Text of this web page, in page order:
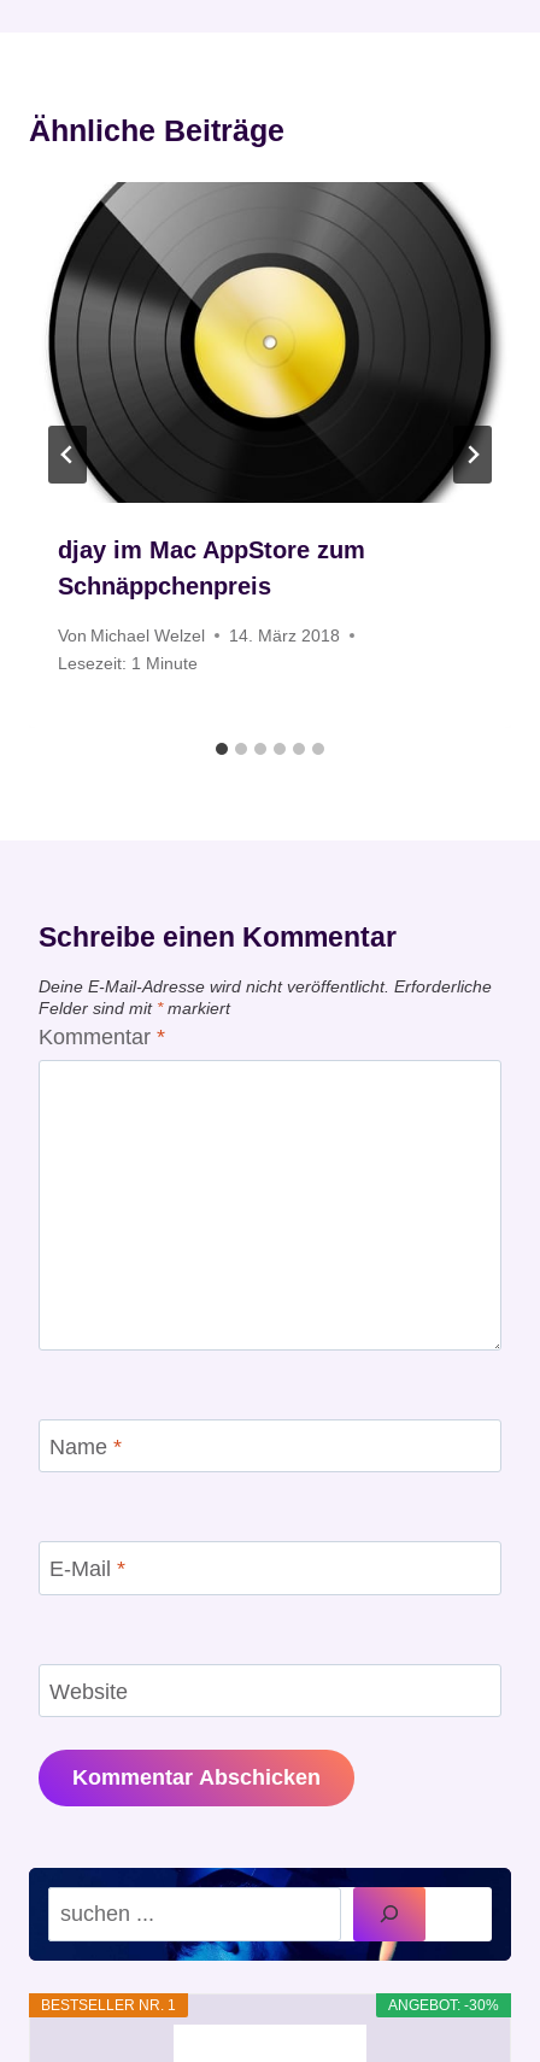
Ähnliche Beiträge
djay im Mac AppStore zum
Schnäppchenpreis
Von Michael Welzel
14. März 2018
Lesezeit: 1 Minute
Schreibe einen Kommentar
Deine E-Mail-Adresse wird nicht veröffentlicht. Erforderliche
Felder sind mit *markiert
Kommentar *
Name *
E-Mail *
Website
Suchen
ANGEBOT: -30%
BESTSELLER NR. 1